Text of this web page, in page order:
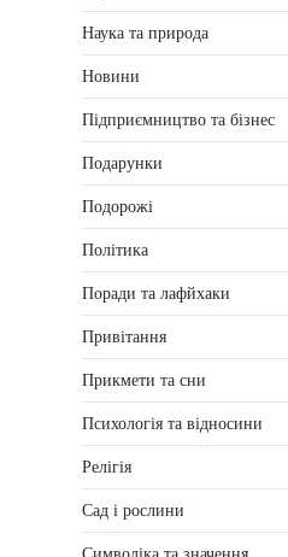
Наука та природа
Новини
Підприємництво та бізнес
Подарунки
Подорожі
Політика
Поради та лафйхаки
Привітання
Прикмети та сни
Психологія та відносини
Релігія
Сад і рослини